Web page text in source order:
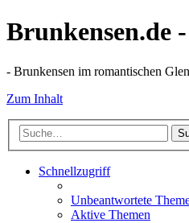
Brunkensen.de
- Brunkensen im romantischen
Zum Inhalt
Schnellzugriff
Unbeantwortete
Aktive Themen